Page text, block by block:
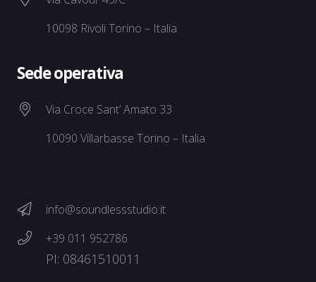
10098 Rivoli Torino – Italia
Sede operativa
Via Croce Sant’ Amato 33
10090 Villarbasse Torino – Italia
info@soundlessstudio.it
+39 011 952786
PI: 08461510011